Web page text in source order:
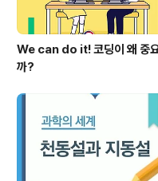
We can do it! 코딩이 왜 중
까?